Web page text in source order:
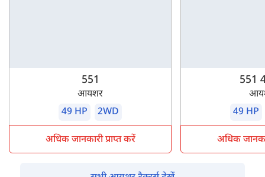
551
आयशर
49 HP
2WD
अधिक जानकारी प्राप्त करें
551
49 HP
अधिक